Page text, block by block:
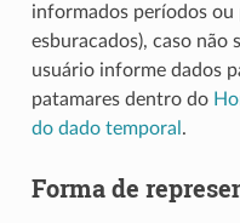
informados períodos ou
esburacados), caso não
usuário informe dados
patamares dentro do
do dado temporal .
Forma de